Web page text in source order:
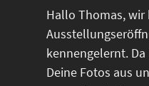
Hallo Thomas, wir
kennengelernt.
Deine Fotos aus